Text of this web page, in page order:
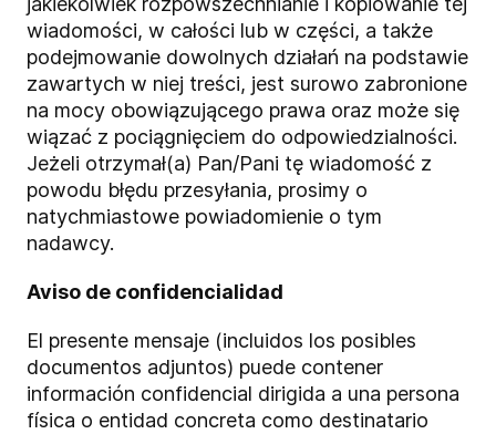
wiadomości, w całości lub w części, a także
podejmowanie dowolnych działań na podstawie
zawartych w niej treści, jest surowo zabronione
na mocy obowiązującego prawa oraz może się
wiązać z pociągnięciem do odpowiedzialności.
Jeżeli otrzymał(a) Pan/Pani tę wiadomość z
powodu błędu przesyłania, prosimy o
natychmiastowe powiadomienie o tym
nadawcy.
Aviso de confidencialidad
El presente mensaje (incluidos los posibles
documentos adjuntos) puede contener
información confidencial dirigida a una persona
física o entidad concreta como destinatario